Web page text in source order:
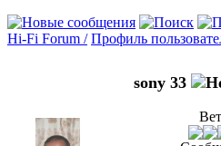
Hi-Fi Forum / Профиль
sony 33